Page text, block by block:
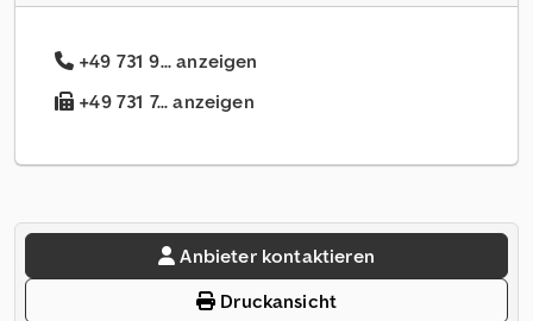
+49 731 9... anzeigen
+49 731 7... anzeigen
Anbieter kontaktieren
Druckansicht